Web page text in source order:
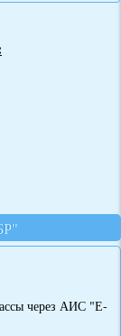
через АИС "Е-